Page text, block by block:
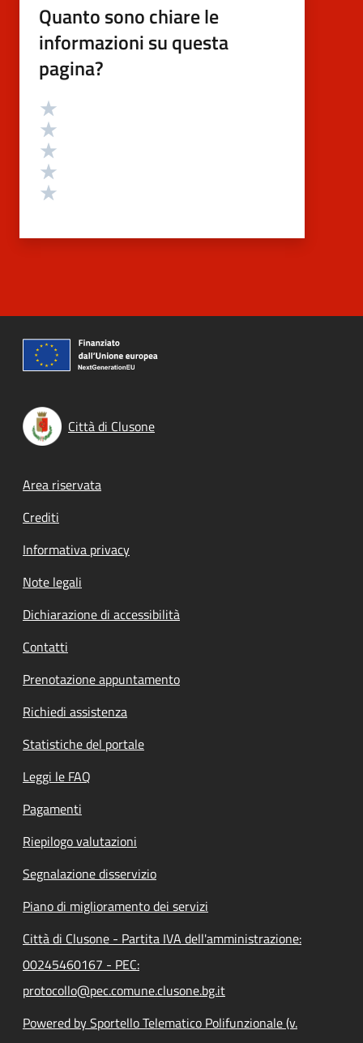
Quanto sono chiare le
informazioni su questa
pagina?
Valutazione
Città di Clusone
Footer menu
Area riservata
Crediti
Informativa privacy
Note legali
Dichiarazione di accessibilità
Contatti
Prenotazione appuntamento
Richiedi assistenza
Statistiche del portale
Leggi le FAQ
Pagamenti
Riepilogo valutazioni
Segnalazione disservizio
Piano di miglioramento dei servizi
Città di Clusone - Partita IVA dell'amministrazione:
00245460167 - PEC:
protocollo@pec.comune.clusone.bg.it
Powered by Sportello Telematico Polifunzionale (v.